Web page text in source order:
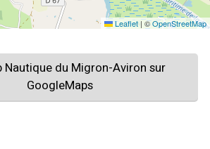
Leaflet |©OpenStreetMap
Nautique du Migron-Aviron sur
GoogleMaps